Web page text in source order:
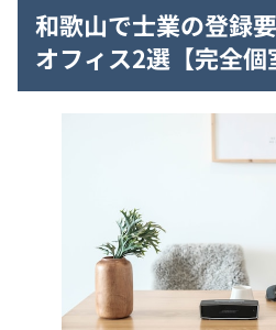
和歌山で士業の登録
オフィス2選【完全個